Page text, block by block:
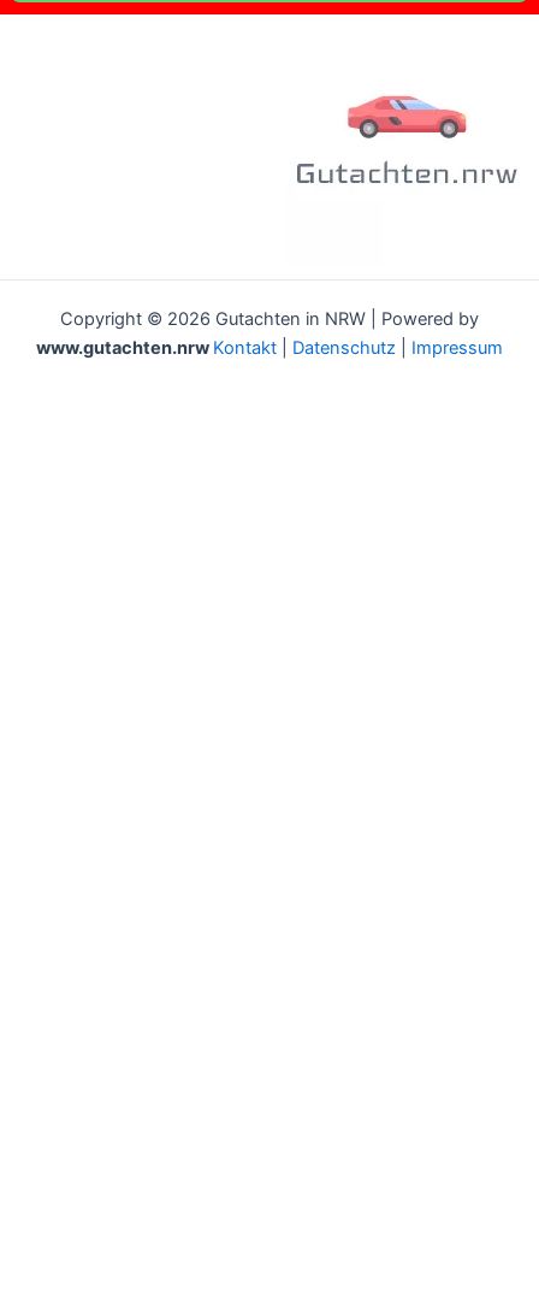
Copyright © 2026 Gutachten in NRW | Powered by
www.gutachten.nrw Kontakt Datenschutz Impressum